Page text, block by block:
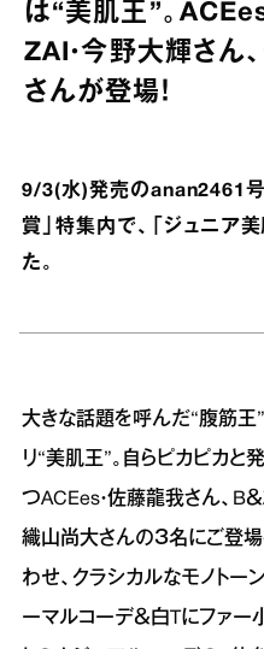
は“美肌王”。
ZAI・今野大輝さん
さんが登場！
9/3(水)発売のanan2461
賞」特集内で、「ジュニア
た。
大きな話題を呼んだ“腹筋王
リ“美肌王”。自らピカピカと
つACEes・佐藤龍我さん、B
織山尚大さんの３名にご登
わせ、クラシカルなモノトー
ーマルコーデ＆白Tにファー